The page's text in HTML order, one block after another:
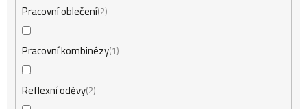
Pracovní oblečení2
Pracovní kombinézy 1
Reflexní oděvy 2